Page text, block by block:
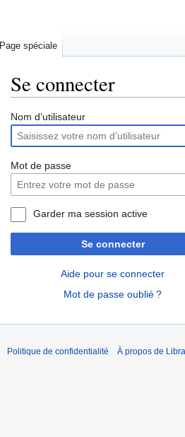
Se connecter
Aller
la
navigation
Aller
la
recherche
Nom d’utilisateur
Mot de passe
Garder ma session active
Se connecter
Aide pour se connecter
Mot de passe oublié ?
Page spéciale
Politique de confidentialité À propos de